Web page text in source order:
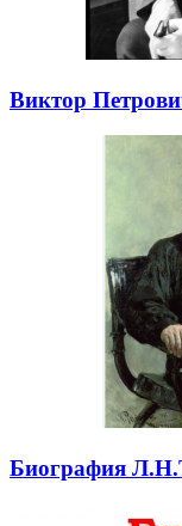
Виктор
Биография